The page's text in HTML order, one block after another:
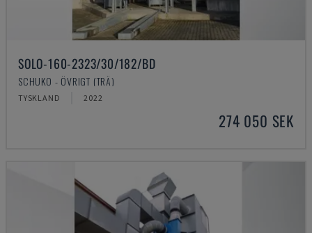
SOLO-160-2323/30/182/BD
SCHUKO - ÖVRIGT (TRÄ)
TYSKLAND 2022
274 050 SEK